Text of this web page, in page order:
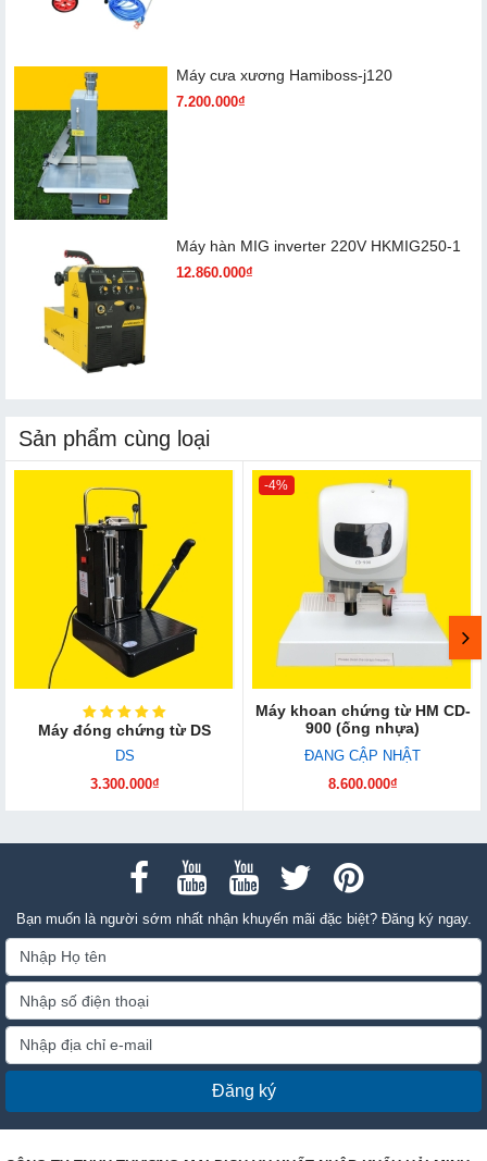
Máy cưa xương Hamiboss-j120
7.200.000₫
Máy hàn MIG inverter 220V HKMIG250-1
12.860.000₫
Sản phẩm cùng loại
Máy đóng chứng từ DS
DS
3.300.000₫
-4%
Máy khoan chứng từ HM CD-
900 (ống nhựa)
ĐANG CẬP NHẬT
8.600.000₫
Bạn muốn là người sớm nhất nhận khuyến mãi đặc biệt? Đăng ký ngay.
Đăng ký